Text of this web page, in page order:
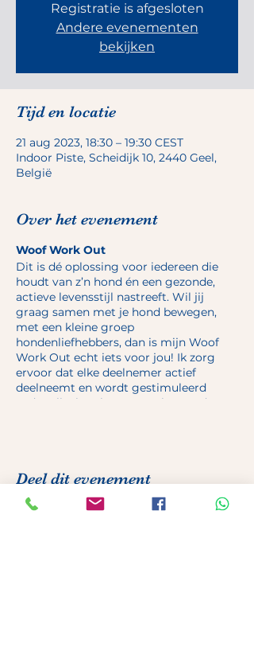
Registratie is afgesloten
Andere evenementen
bekijken
Tijd en locatie
21 aug 2023, 18:30 – 19:30 CEST
Indoor Piste, Scheidijk 10, 2440 Geel,
België
Over het evenement
Woof Work Out
Dit is dé oplossing voor iedereen die
houdt van z’n hond én een gezonde,
actieve levensstijl nastreeft. Wil jij
graag samen met je hond bewegen,
met een kleine groep
hondenliefhebbers, dan is mijn Woof
Work Out echt iets voor jou! Ik zorg
ervoor dat elke deelnemer actief
deelneemt en wordt gestimuleerd
zodat elke les als grensverleggend
creëer je ook een sportieve band. Door
middel van lopen, intervaltraining,
fitnessoefeningen en interactieve
Deel dit evenement